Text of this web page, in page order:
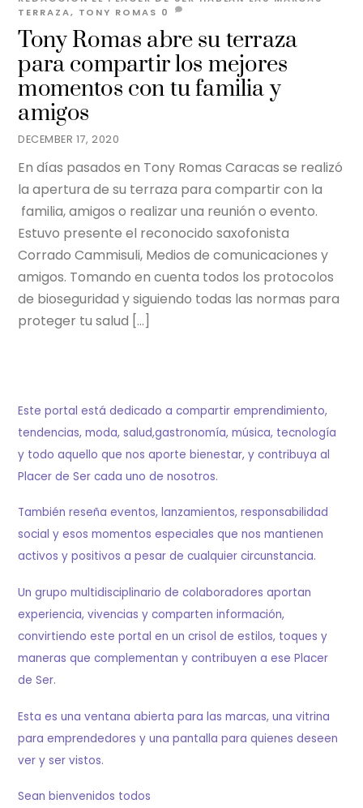
DECEMBER 17, 2020
Tony Romas abre su terraza
para compartir los mejores
momentos con tu familia y
amigos
TERRAZA, TONY ROMAS 0
En días pasados en Tony Romas Caracas se realizó
la apertura de su terraza para compartir con la
familia, amigos o realizar una reunión o evento.
Estuvo presente el reconocido saxofonista
Corrado Cammisuli, Medios de comunicaciones y
amigos. Tomando en cuenta todos los protocolos
de bioseguridad y siguiendo todas las normas para
proteger tu salud […]
Este portal está dedicado a compartir emprendimiento,
tendencias, moda, salud,gastronomía, música, tecnología
y todo aquello que nos aporte bienestar, y contribuya al
Placer de Ser cada uno de nosotros.
También reseña eventos, lanzamientos, responsabilidad
social y esos momentos especiales que nos mantienen
activos y positivos a pesar de cualquier circunstancia.
Un grupo multidisciplinario de colaboradores aportan
experiencia, vivencias y comparten información,
convirtiendo este portal en un crisol de estilos, toques y
maneras que complementan y contribuyen a ese Placer
de Ser.
Esta es una ventana abierta para las marcas, una vitrina
para emprendedores y una pantalla para quienes deseen
ver y ser vistos.
Sean bienvenidos todos